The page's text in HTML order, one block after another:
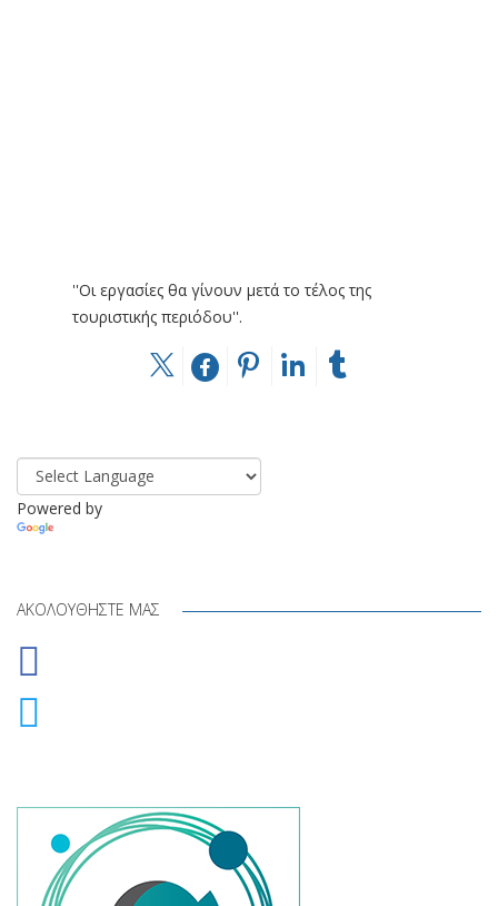
''Οι εργασίες θα γίνουν μετά το τέλος της
τουριστικής περιόδου''.
Powered by
ΑΚΟΛΟΥΘΉΣΤΕ ΜΑΣ